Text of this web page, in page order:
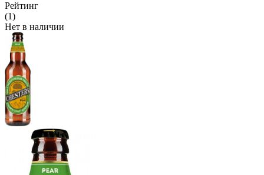
Рейтинг
(1)
Нет в наличии